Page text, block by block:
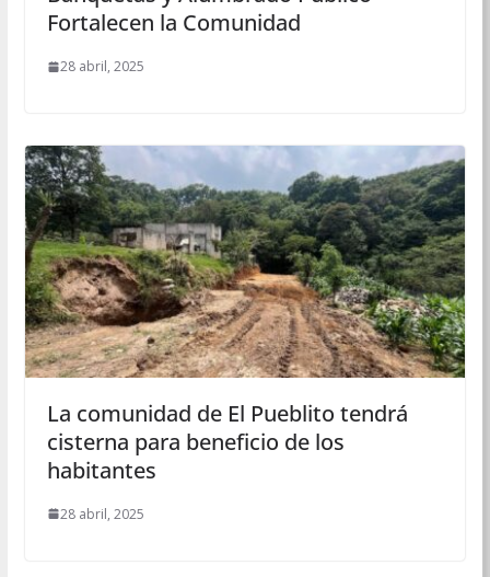
Fortalecen la Comunidad
28 abril, 2025
La comunidad de El Pueblito tendrá
cisterna para beneficio de los
habitantes
28 abril, 2025